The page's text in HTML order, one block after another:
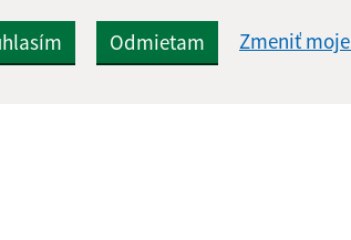
Odmietam Zmeniť